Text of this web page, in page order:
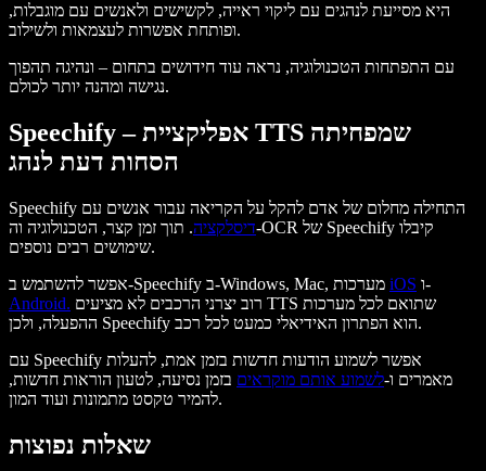
היא מסייעת לנהגים עם ליקוי ראייה, לקשישים ולאנשים עם מוגבלות,
ופותחת אפשרות לעצמאות ולשילוב.
עם התפתחות הטכנולוגיה, נראה עוד חידושים בתחום – ונהיגה תהפוך
נגישה ומהנה יותר לכולם.
Speechify – אפליקציית TTS שמפחיתה
הסחות דעת לנהג
Speechify התחילה מחלום של אדם להקל על הקריאה עבור אנשים עם
דיסלקציה. תוך זמן קצר, הטכנולוגיה וה-OCR של Speechify קיבלו
שימושים רבים נוספים.
iOS ו-
Android.
ההפעלה, ולכן Speechify הוא הפתרון האידיאלי כמעט לכל רכב.
עם Speechify אפשר לשמוע הודעות חדשות בזמן אמת, להעלות
מאמרים ו-לשמוע אותם מוקראים בזמן נסיעה, לטעון הוראות חדשות,
להמיר טקסט מתמונות ועוד המון.
שאלות נפוצות